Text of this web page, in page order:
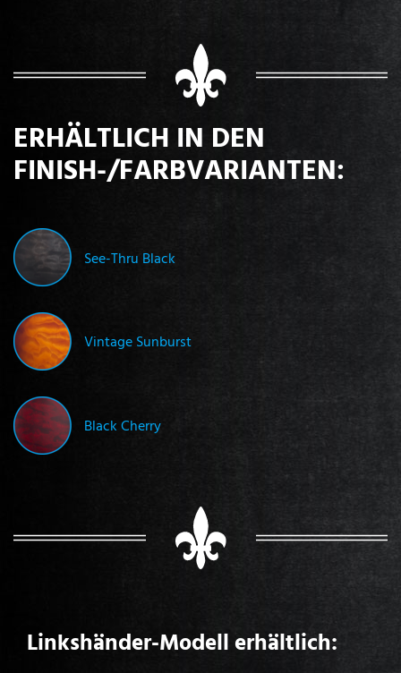
ERHÄLTLICH IN DEN
FINISH-/FARBVARIANTEN:
See-Thru Black
Vintage Sunburst
Black Cherry
Linkshänder-Modell erhältlich: